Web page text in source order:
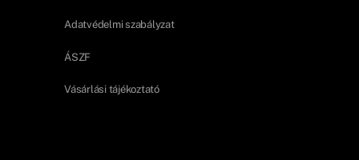
Adatvédelmi szabályzat
ÁSZF
Vásárlási tájékoztató